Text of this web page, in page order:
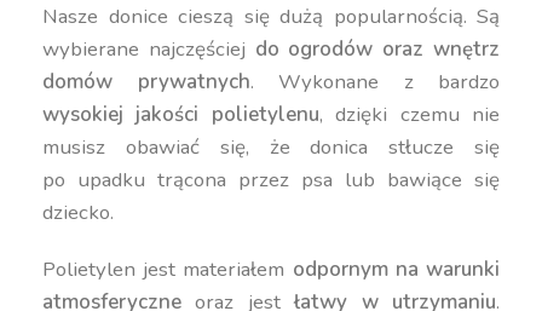
Nasze donice cieszą się dużą popularnością. Są
wybierane najczęściej do ogrodów oraz wnętrz
domów prywatnych. Wykonane z bardzo
wysokiej jakości polietylenu, dzięki czemu nie
musisz obawiać się, że donica stłucze się
po upadku trącona przez psa lub bawiące się
dziecko.
Polietylen jest materiałem odpornym na warunki
atmosferyczne oraz jestłatwy w utrzymaniu.